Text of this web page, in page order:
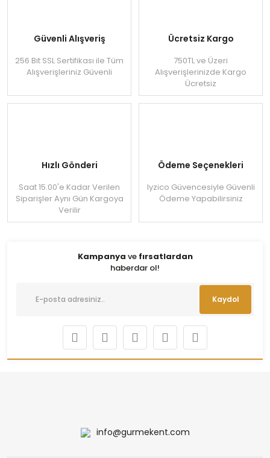
Güvenli Alışveriş
256 Bit SSL Sertifikası ile Tüm
Alışverişleriniz Güvenli
Ücretsiz Kargo
750TL ve Üzeri
Alışverişlerinizde Kargo
Ücretsiz
Hızlı Gönderi
Saat 15.00'e Kadar Verilen
Siparişler Aynı Gün Kargoya
Verilir
Ödeme Seçenekleri
Iyzico Güvencesiyle Güvenli
Ödeme Yapabilirsiniz
Kampanya ve fırsatlardan
haberdar ol!
Kaydol
info@gurmekent.com